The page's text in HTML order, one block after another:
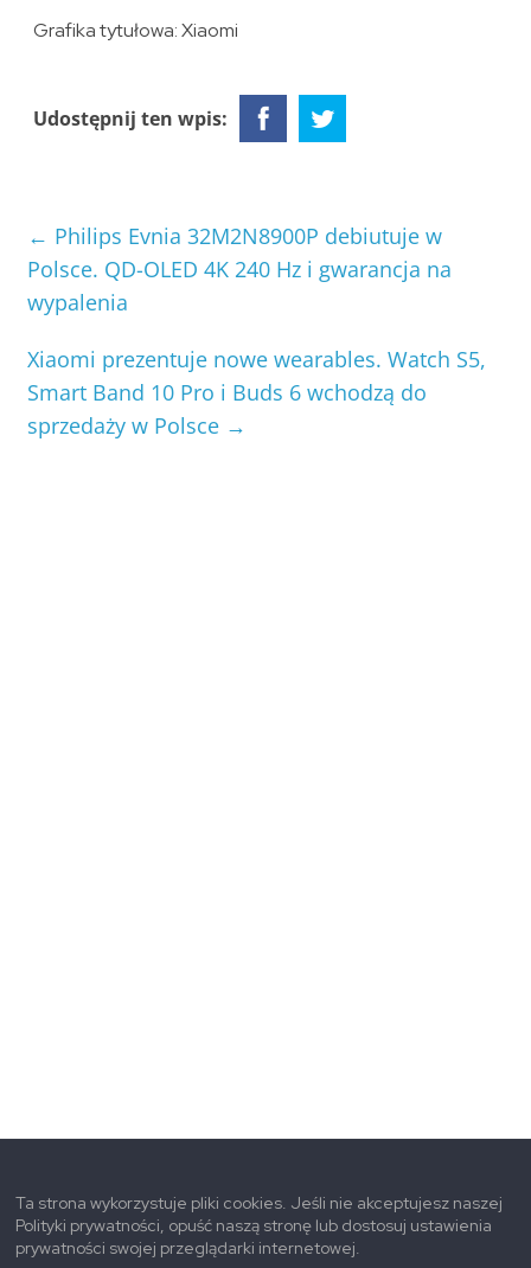
Grafika tytułowa: Xiaomi
Udostępnij ten wpis:
← Philips Evnia 32M2N8900P debiutuje w
Polsce. QD-OLED 4K 240 Hz i gwarancja na
wypalenia
Xiaomi prezentuje nowe wearables. Watch S5,
Smart Band 10 Pro i Buds 6 wchodzą do
sprzedaży w Polsce →
Ta strona wykorzystuje pliki cookies. Jeśli nie akceptujesz naszej
Polityki prywatności, opuść naszą stronę lub dostosuj ustawienia
prywatności swojej przeglądarki internetowej.